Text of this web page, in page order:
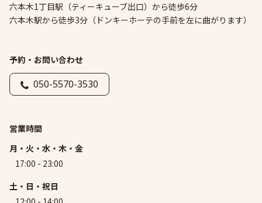
六本木1丁目駅（ティーキューブ出口）から徒歩6分
六本木駅から徒歩3分（ドンキーホーテの手前を左に曲がります）
予約・お問い合わせ
050-5570-3530
営業時間
月・火・水・木・金
17:00 - 23:00
土・日・祝日